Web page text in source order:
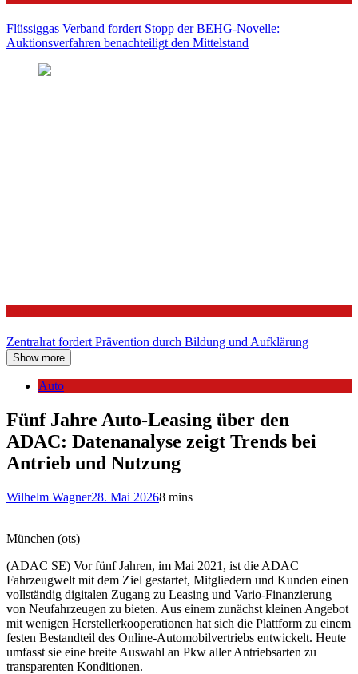
Flüssiggas Verband fordert Stopp der BEHG-Novelle:
Auktionsverfahren benachteiligt den Mittelstand
Zentralrat fordert Prävention durch Bildung und Aufklärung
Show more
Auto
Fünf Jahre Auto-Leasing über den
ADAC: Datenanalyse zeigt Trends bei
Antrieb und Nutzung
Wilhelm Wagner28. Mai 20268 mins
München (ots) –
(ADAC SE) Vor fünf Jahren, im Mai 2021, ist die ADAC
Fahrzeugwelt mit dem Ziel gestartet, Mitgliedern und Kunden einen
vollständig digitalen Zugang zu Leasing und Vario-Finanzierung
von Neufahrzeugen zu bieten. Aus einem zunächst kleinen Angebot
mit wenigen Herstellerkooperationen hat sich die Plattform zu einem
festen Bestandteil des Online-Automobilvertriebs entwickelt. Heute
umfasst sie eine breite Auswahl an Pkw aller Antriebsarten zu
transparenten Konditionen.